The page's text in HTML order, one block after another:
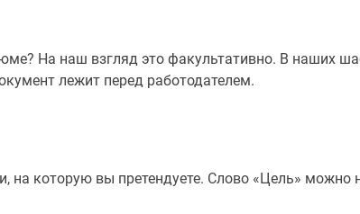
На наш взгляд это факультативно. В наших
лежит перед работодателем.
на которую вы претендуете. Слово «Цель» можно